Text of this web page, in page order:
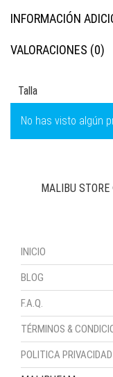
INFORMACIÓN
VALORACIONES (0)
Talla
No has visto algún
INICIO
BLOG
F.A.Q.
TÉRMINOS &
POLITICA PRIVACIDAD
MALIBU